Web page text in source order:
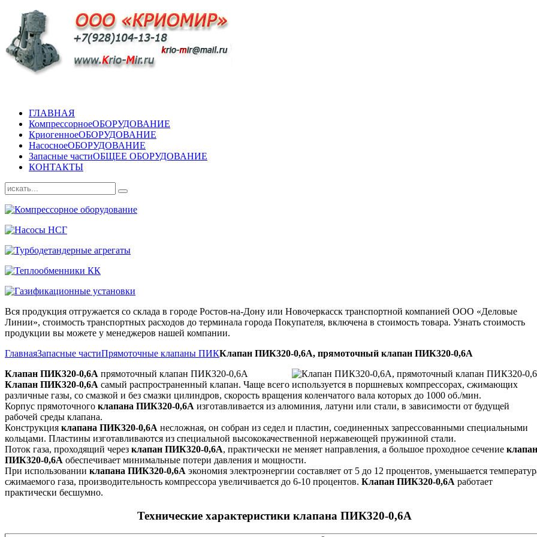
ГЛАВНАЯ
КомпрессорноеОБОРУДОВАНИЕ
КриогенноеОБОРУДОВАНИЕ
НасосноеОБОРУДОВАНИЕ
Запасные частиОБЩЕЕ ОБОРУДОВАНИЕ
КОНТАКТЫ
Вся продукция отгружается со склада в городе Ростов-на-Дону или Новочеркасск транспортной компанией ООО «Деловые
Линии», стоимость транспортных расходов до терминала города Покупателя, включена в стоимость товара. Узнать стоимость
продукции вы можете у менеджеров нашей компании.
ГлавнаяЗапасные частиПрямоточные клапаны ПИККлапан ПИК320-0,6А, прямоточный клапан ПИК320-0,6А
Клапан ПИК320-0,6А прямоточный клапан ПИК320-0,6А
Клапан ПИК320-0,6А самый распространенный клапан. Чаще всего используется в поршневых компрессорах, сжимающих
различные газы, со смазкой и без смазки цилиндров, скорость вращения коленчатого вала которых до 1000 об./мин.
Корпус прямоточного клапана ПИК320-0,6А изготавливается из алюминия, латуни или стали, в зависимости от будущей
рабочей среды клапана.
Конструкция клапана ПИК320-0,6А несложная, он собран из седел и пластин, соединенных запрессованными специальными
кольцами. Пластины изготавливаются из специальной высококачественной нержавеющей пружинной стали.
Поток газа, проходящий через клапан ПИК320-0,6А, практически не меняет направления, а большое проходное сечение
ПИК320-0,6А обеспечивает минимальные потери давления и мощности.
При использовании клапана ПИК320-0,6А экономия электроэнергии составляет от 5 до 12 процентов, уменьшается
сжимаемого газа, производительность компрессора увеличивается до 6-10 процентов. Клапан ПИК320-0,6А работает
практически бесшумно.
Технические характеристики клапана ПИК320-0,6А